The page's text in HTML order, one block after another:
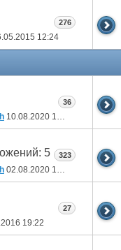
12:24
276
10.08.2020 18:20
36
02.08.2020 17:26
323
19:22
27